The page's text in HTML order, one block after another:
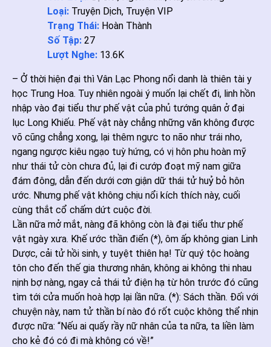
Loại: Truyện Dịch, Truyện VIP
Trạng Thái: Hoàn Thành
Số Tập: 27
Lượt Nghe: 13.6K
– Ở thời hiện đại thì Vân Lạc Phong nổi danh là thiên tài y
học Trung Hoa. Tuy nhiên ngoài ý muốn lại chết đi, linh hồn
nhập vào đại tiểu thư phế vật của phủ tướng quân ở đại
lục Long Khiếu. Phế vật này chẳng những văn không được
võ cũng chẳng xong, lại thêm ngực to não như trái nho,
ngang ngược kiêu ngạo tuỳ hứng, có vị hôn phu hoàn mỹ
như thái tử còn chưa đủ, lại đi cướp đoạt mỹ nam giữa
đám đông, dẫn đến dưới cơn giận dữ thái tử huỷ bỏ hôn
ước. Nhưng phế vật không chịu nổi kích thích này, cuối
cùng thắt cổ chấm dứt cuộc đời.
Lần nữa mở mắt, nàng đã không còn là đại tiểu thư phế
vật ngày xưa. Khế ước thần điển (*), ôm ấp không gian Linh
Dược, cải tử hồi sinh, y tuyệt thiên hạ! Từ quý tộc hoàng
tôn cho đến thế gia thương nhân, không ai không thi nhau
nịnh bợ nàng, ngay cả thái tử điện hạ từ hôn trước đó cũng
tìm tới cửa muốn hoà hợp lại lần nữa. (*): Sách thần. Đối với
chuyện này, nam tử thần bí nào đó rốt cuộc không thể nhịn
được nữa: “Nếu ai quấy rầy nữ nhân của ta nữa, ta liền làm
cho kẻ đó có đi mà không có về!”